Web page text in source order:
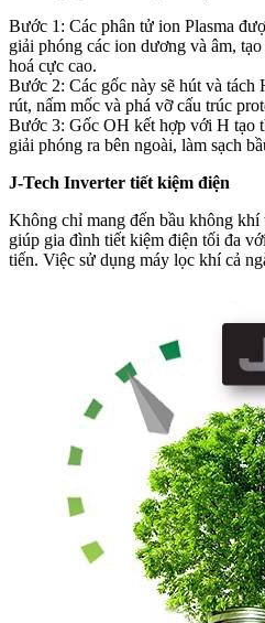
Bước 1: Các phân tử ion Plasma
giải phóng các ion dương và âm,
hoá cực cao.
Bước 2: Các gốc này sẽ hút và
rút, nấm mốc và phá vỡ cấu trúc
Bước 3: Gốc OH kết hợp với H tạo
giải phóng ra bên ngoài, làm sạch
J-Tech Inverter tiết kiệm điện
Không chỉ mang đến bầu không khí
giúp gia đình tiết kiệm điện tối đa
tiến. Việc sử dụng máy lọc khí cả